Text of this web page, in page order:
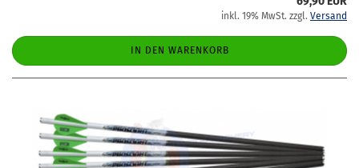
inkl. 19% MwSt. zzgl. Versand
IN DEN WARENKORB